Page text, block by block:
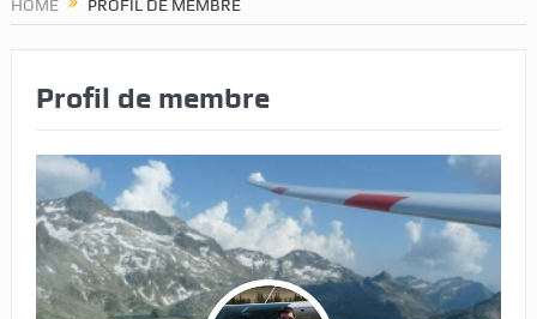
HOME PROFIL DE MEMBRE
Profil de membre